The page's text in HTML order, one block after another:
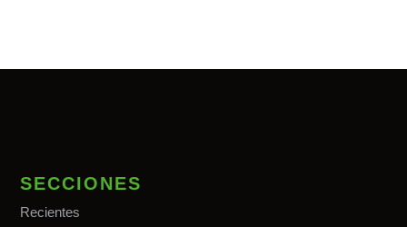
SECCIONES
Recientes